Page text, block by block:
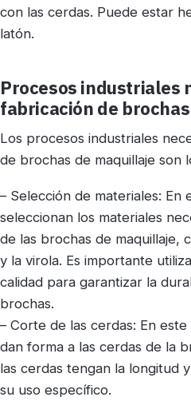
con las cerdas. Puede estar
latón.
Procesos industriales
fabricación de
Los procesos industriales
de brochas de maquillaje son
– Selección de materiales: En
seleccionan los materiales
de las brochas de maquillaje,
y la virola. Es importante
calidad para garantizar la
brochas.
– Corte de las cerdas: En
dan forma a las cerdas de la
las cerdas tengan la longitud
su uso específico.